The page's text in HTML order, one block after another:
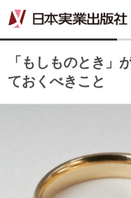
「もしものとき」
ておくべきこと